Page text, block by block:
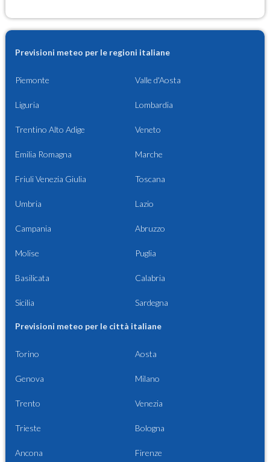
Previsioni meteo per le regioni italiane
Piemonte Valle d'Aosta
Liguria Lombardia
Trentino Alto Adige Veneto
Emilia Romagna Marche
Friuli Venezia Giulia Toscana
Umbria Lazio
Campania Abruzzo
Molise Puglia
Basilicata Calabria
Sicilia Sardegna
Previsioni meteo per le città italiane
Torino Aosta
Genova Milano
Trento Venezia
Trieste Bologna
Ancona Firenze